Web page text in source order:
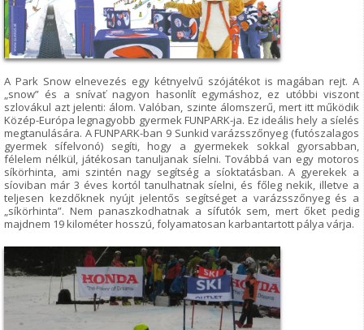
A Park Snow elnevezés egy kétnyelvű szójátékot is magában rejt. A
„snow” és a snívať nagyon hasonlít egymáshoz, ez utóbbi viszont
szlovákul azt jelenti: álom. Valóban, szinte álomszerű, mert itt működik
Közép-Európa legnagyobb gyermek FUNPARK-ja. Ez ideális hely a síelés
megtanulására. A FUNPARK-ban 9 Sunkid varázsszőnyeg (futószalagos
gyermek sífelvonó) segíti, hogy a gyermekek sokkal gyorsabban,
félelem nélkül, játékosan tanuljanak síelni. Továbbá van egy motoros
síkörhinta, ami szintén nagy segítség a síoktatásban. A gyerekek a
síoviban már 3 éves kortól tanulhatnak síelni, és főleg nekik, illetve a
teljesen kezdőknek nyújt jelentős segítséget a varázsszőnyeg és a
„síkörhinta”. Nem panaszkodhatnak a sífutók sem, mert őket pedig
majdnem 19 kilométer hosszú, folyamatosan karbantartott pálya várja.